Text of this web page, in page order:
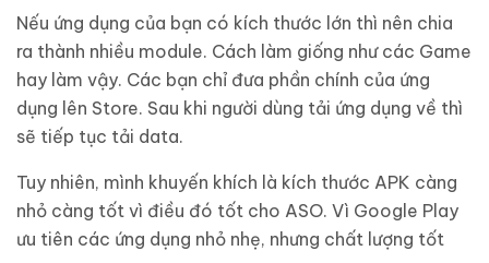
Nếu ứng dụng của bạn có kích thước lớn thì nên chia
ra thành nhiều module. Cách làm giống như các Game
hay làm vậy. Các bạn chỉ đưa phần chính của ứng
dụng lên Store. Sau khi người dùng tải ứng dụng về thì
sẽ tiếp tục tải data.
Tuy nhiên, mình khuyến khích là kích thước APK càng
nhỏ càng tốt vì điều đó tốt cho ASO. Vì Google Play
ưu tiên các ứng dụng nhỏ nhẹ, nhưng chất lượng tốt